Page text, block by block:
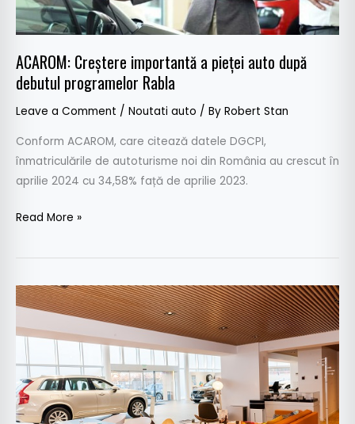
ACAROM: Creștere importantă a pieței auto după
debutul programelor Rabla
Leave a Comment / Noutati auto / By Robert Stan
Conform ACAROM, care citează datele DGCPI,
înmatriculările de autoturisme noi din România au crescut în
aprilie 2024 cu 34,58% față de aprilie 2023.
programelor
Rabla
Read More »
Date
DGPCI:
Recul
pieței
mașinilor
noi